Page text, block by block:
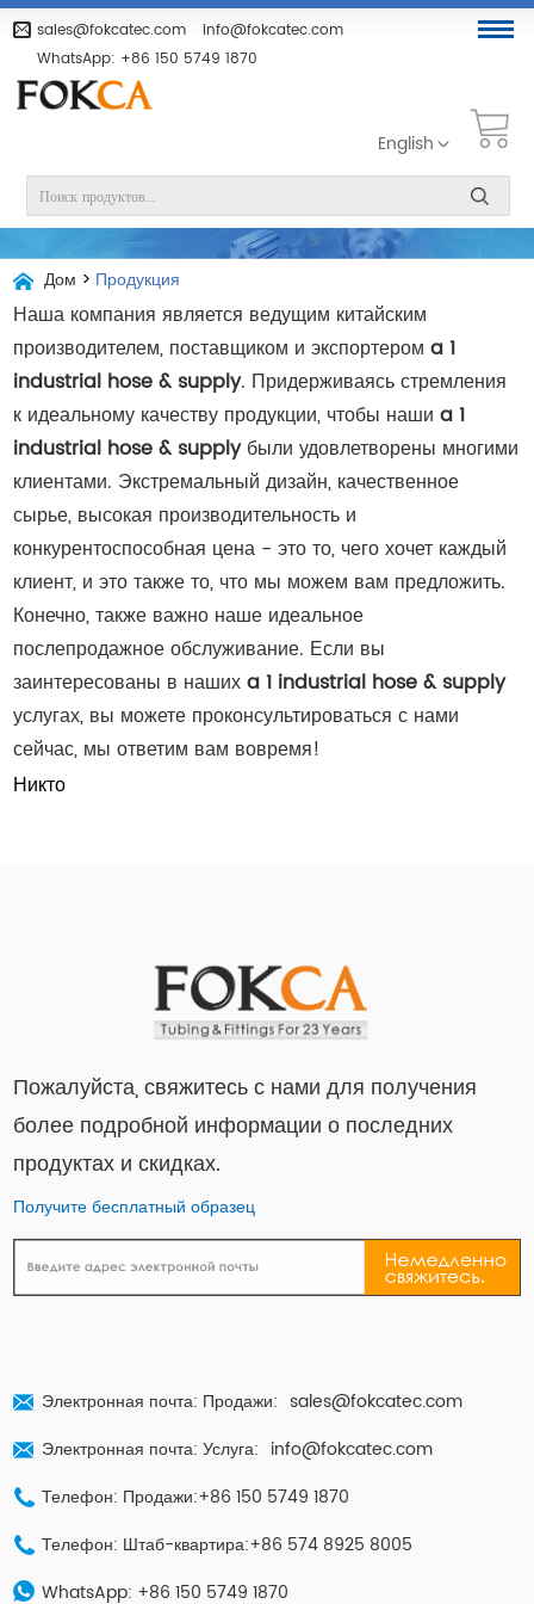
sales@fokcatec.com
info@fokcatec.com
WhatsApp: +86 150 5749 1870
English
Дом > Продукция
Наша компания является ведущим китайским
производителем, поставщиком и экспортеромa 1
industrial hose & supply. Придерживаясь стремления
к идеальному качеству продукции, чтобы нашиa 1
industrial hose & supplyбыли удовлетворены многими
клиентами. Экстремальный дизайн, качественное
сырье, высокая производительность и
конкурентоспособная цена - это то, чего хочет каждый
клиент, и это также то, что мы можем вам предложить.
Конечно, также важно наше идеальное
послепродажное обслуживание. Если вы
заинтересованы в нашихa 1 industrial hose & supply
услугах, вы можете проконсультироваться с нами
сейчас, мы ответим вам вовремя!
Никто
Пожалуйста, свяжитесь с нами для получения
более подробной информации о последних
продуктах и ​​скидках.
Получите бесплатный образец
Электронная почта: Продажи: sales@fokcatec.com
Электронная почта: Услуга: info@fokcatec.com
Телефон: Продажи:+86 150 5749 1870
Телефон: Штаб-квартира:+86 574 8925 8005
WhatsApp: +86 150 5749 1870